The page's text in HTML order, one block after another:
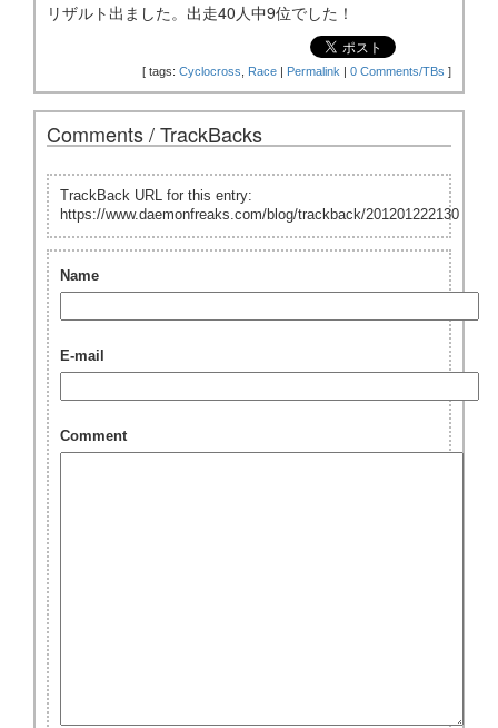
リザルト出ました。出走40人中9位でした！
[ tags: Cyclocross Race | Permalink | 0 Comments/TBs ]
Comments / TrackBacks
TrackBack URL for this entry:
https://www.daemonfreaks.com/blog/trackback/201201222130
Name
E-mail
Comment